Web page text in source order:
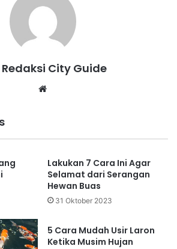
City Guide
Lakukan 7 Cara Ini Agar
Selamat dari Serangan
Hewan Buas
31 Oktober 2023
5 Cara Mudah Usir Laron
Ketika Musim Hujan